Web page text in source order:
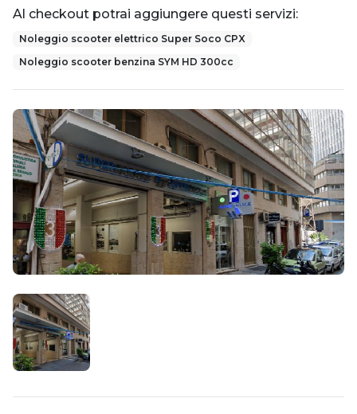
Al checkout potrai aggiungere questi servizi:
Noleggio scooter elettrico Super Soco CPX
Noleggio scooter benzina SYM HD 300cc